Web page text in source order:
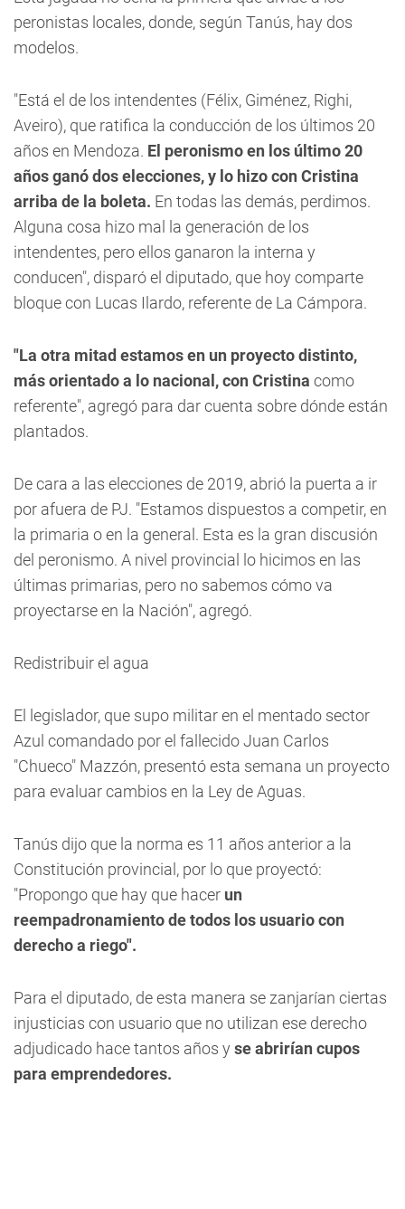
peronistas locales, donde, según Tanús, hay dos
modelos.
"Está el de los intendentes (Félix, Giménez, Righi,
Aveiro), que ratifica la conducción de los últimos 20
años en Mendoza. El peronismo en los último 20
años ganó dos elecciones, y lo hizo con Cristina
arriba de la boleta. En todas las demás, perdimos.
Alguna cosa hizo mal la generación de los
intendentes, pero ellos ganaron la interna y
conducen", disparó el diputado, que hoy comparte
bloque con Lucas Ilardo, referente de La Cámpora.
"La otra mitad estamos en un proyecto distinto,
más orientado a lo nacional, con Cristina como
referente", agregó para dar cuenta sobre dónde están
plantados.
De cara a las elecciones de 2019, abrió la puerta a ir
por afuera de PJ. "Estamos dispuestos a competir, en
la primaria o en la general. Esta es la gran discusión
del peronismo. A nivel provincial lo hicimos en las
últimas primarias, pero no sabemos cómo va
proyectarse en la Nación", agregó.
Redistribuir el agua
El legislador, que supo militar en el mentado sector
Azul comandado por el fallecido Juan Carlos
"Chueco" Mazzón, presentó esta semana un proyecto
para evaluar cambios en la Ley de Aguas.
Tanús dijo que la norma es 11 años anterior a la
Constitución provincial, por lo que proyectó:
"Propongo que hay que hacer un
reempadronamiento de todos los usuario con
derecho a riego".
Para el diputado, de esta manera se zanjarían ciertas
injusticias con usuario que no utilizan ese derecho
adjudicado hace tantos años y se abrirían cupos
para emprendedores.